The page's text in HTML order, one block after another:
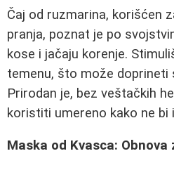
Čaj od ruzmarina, korišćen
pranja, poznat je po
kose i jačaju korenje.
temenu, što može doprineti
Prirodan je, bez veštačkih
koristiti umereno kako ne bi
Maska od Kvasca: Obnova